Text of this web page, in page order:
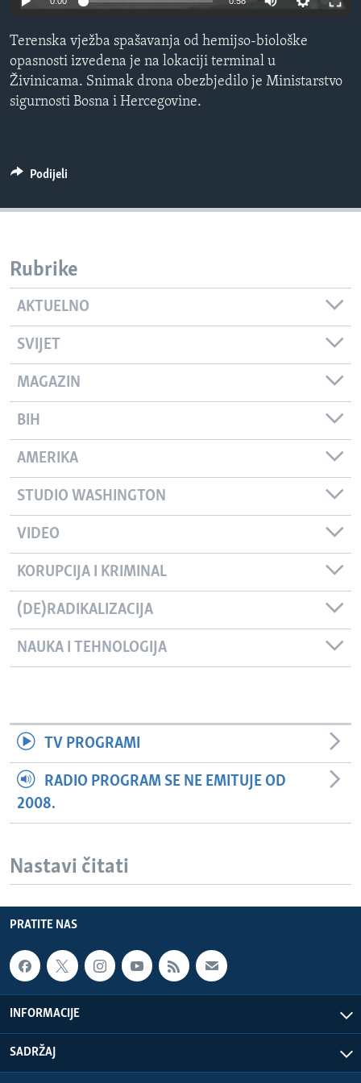
O GLASU AMERIKE
Learning English
Jezici
Terenska vježba spašavanja od hemijso-biološke
opasnosti izvedena je na lokaciji terminal u
Živinicama. Snimak drona obezbjedilo je Ministarstvo
sigurnosti Bosna i Hercegovine.
Podijeli
Rubrike
AKTUELNO
SVIJET
MAGAZIN
BIH
AMERIKA
STUDIO WASHINGTON
VIDEO
KORUPCIJA I KRIMINAL
(DE)RADIKALIZACIJA
NAUKA I TEHNOLOGIJA
TV PROGRAMI
RADIO PROGRAM SE NE EMITUJE OD
2008.
Nastavi čitati
PRATITE NAS
INFORMACIJE
SADRŽAJ